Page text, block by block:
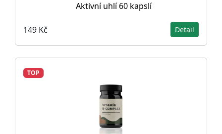
Aktivní uhlí 60 kapslí
149 Kč Detail
TOP